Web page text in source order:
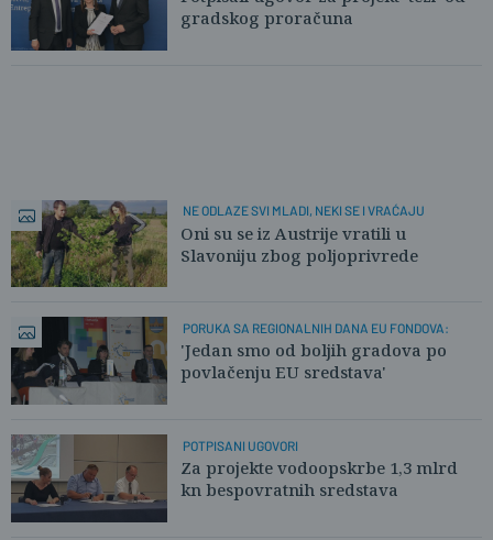
gradskog proračuna
NE ODLAZE SVI MLADI, NEKI SE I VRAĆAJU
Oni su se iz Austrije vratili u
Slavoniju zbog poljoprivrede
PORUKA SA REGIONALNIH DANA EU FONDOVA:
'Jedan smo od boljih gradova po
povlačenju EU sredstava'
POTPISANI UGOVORI
Za projekte vodoopskrbe 1,3 mlrd
kn bespovratnih sredstava